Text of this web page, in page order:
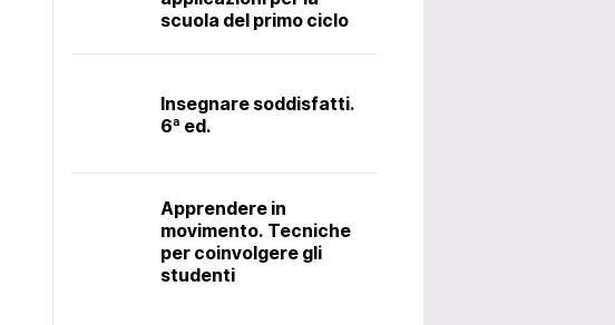
scuola del primo ciclo
Insegnare soddisfatti.
6ª ed.
Apprendere in
movimento. Tecniche
per coinvolgere gli
studenti